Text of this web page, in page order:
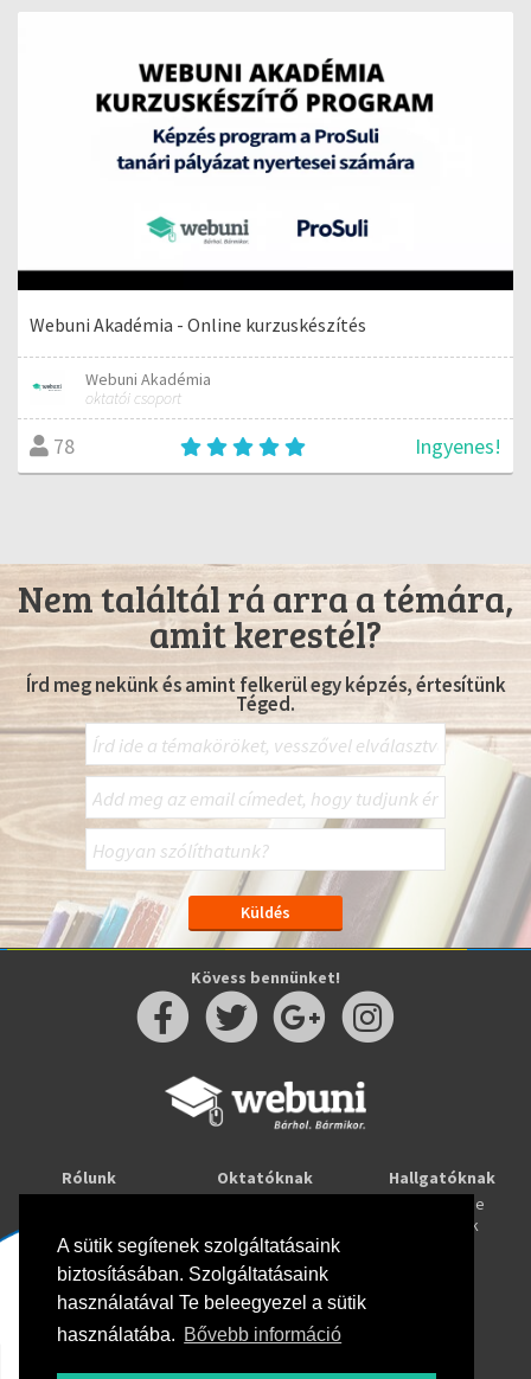
A sütik segítenek szolgáltatásaink
biztosításában. Szolgáltatásaink
használatával Te beleegyezel a sütik
használatába. Bővebb információ
Webuni Akadémia - Online kurzuskészítés
Webuni Akadémia
oktatói csoport
78 Ingyenes!
Nem találtál rá arra a témára,
amit kerestél?
Írd meg nekünk és amint felkerül egy képzés, értesítünk
Téged.
Kövess bennünket!
Rólunk
Oktatóknak
Webuni Stúdió
Hallgatóknak
Tanulj online
Képzések
Info
Adatkezelési tájékoztató
ÁSZF
Hirlevél adatkezelési tájékoztató
GYIK